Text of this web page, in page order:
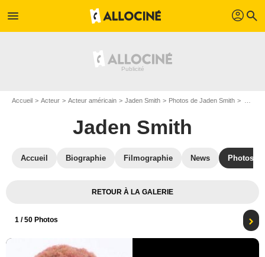
menu profil search
Accueil Acteur Acteur américain Jaden Smith Photos de Jaden Smith
Jaden Smith
Accueil Biographie Filmographie News Photos
RETOUR À LA GALERIE
1 / 50 Photos